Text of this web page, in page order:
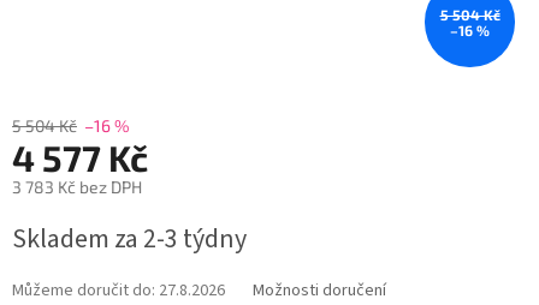
5 504 Kč
–16 %
5 504 Kč –16 %
4 577 Kč
3 783 Kč bez DPH
cena:
Skladem za 2-3 týdny
Můžeme doručit do: 27.8.2026 Možnosti doručení